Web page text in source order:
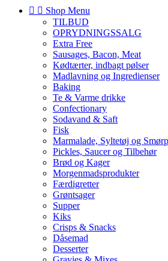
  Shop Menu
TILBUD
OPRYDNINGSSALG
Extra Free
Sausages, Bacon, Meat
Kødtærter, indbagt pølser
Madlavning og Ingredienser
Baking
Te & Varme drikke
Confectionary
Sodavand & Saft
Fisk
Marmalade, Syltetøj og
Pickles, Saucer og Tilbehør
Brød og Kager
Morgenmadsprodukter
Færdigretter
Grøntsager
Supper
Kiks
Crisps & Snacks
Dåsemad
Desserter